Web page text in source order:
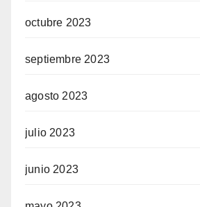
octubre 2023
septiembre 2023
agosto 2023
julio 2023
junio 2023